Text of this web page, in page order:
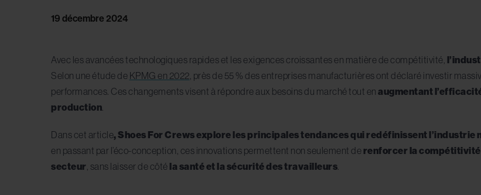
19 décembre 2024
Avec les avancées technologiques rapides et les exigences croissantes en matière de compétitivité,
Selon une étude de KPMG en 2022 , près de 55 % des entreprises manufacturières ont déclaré investir
performances. Ces changements visent à répondre aux besoins du marché tout en augmentant
production
Dans cet article, Shoes For Crews explore les principales tendances qui redéfinissent
en passant par l’éco-conception, ces innovations permettent non seulement de renforcer la
secteur , sans laisser de côté la santé et la sécurité des travailleurs